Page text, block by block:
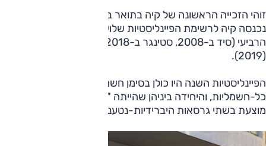
זוהי הזכייה הראשונה של קיה בתואר במסגרת התחרות
נכנסה קיה לרשימת הפיינליסטיות שלוש פעמים בלבד: פעמיים
(2019).
הפיינליסטיות השנה היו כולן בסימן חשמלי; שש מתוך שבע היו
מוצעת בשתי גרסאות היברידיות-נטענות.